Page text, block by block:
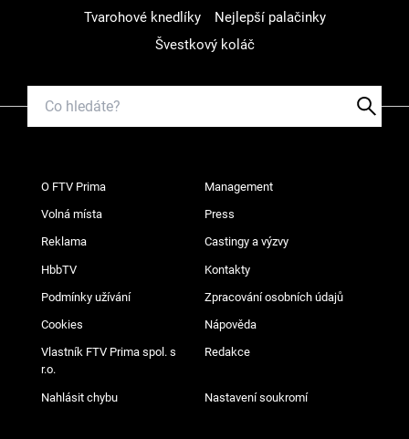
Tvarohové knedlíky
Nejlepší palačinky
Švestkový koláč
O FTV Prima Management
Volná místa Press
Reklama Castingy a výzvy
HbbTV Kontakty
Podmínky užívání Zpracování osobních údajů
Cookies Nápověda
Vlastník FTV Prima spol. s
r.o.
Redakce
Nahlásit chybu Nastavení soukromí